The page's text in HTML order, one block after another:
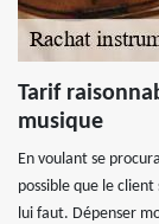
Tarif
musique
En voulant se
possible que le
lui faut. Dépenser